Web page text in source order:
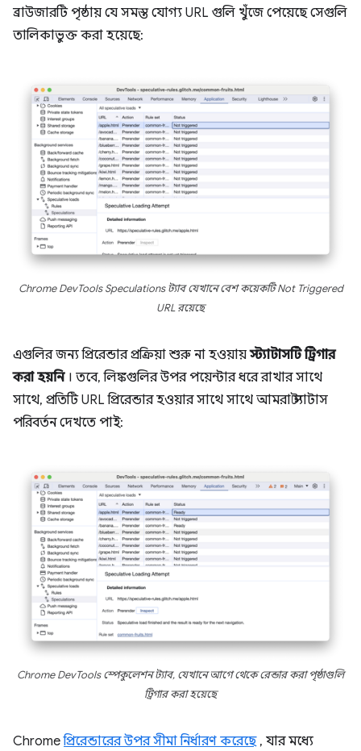
ব্রাউজারটি পৃষ্ঠায় যে সমস্ত যোগ্য URL গুলি খুঁজে পেয়েছে সেগুলি
তালিকাভুক্ত করা হয়েছে:
Chrome DevTools Speculations ট্যাব যেখানে বেশ কয়েকটি Not Triggered
URL রয়েছে
এগুলির জন্য প্রিরেন্ডার প্রক্রিয়া শুরু না হওয়ায়স্ট্যাটাসটি ট্রিগার
করা হয়নি। তবে, লিঙ্কগুলির উপর পয়েন্টার ধরে রাখার সাথে
সাথে, প্রতিটি URL প্রিরেন্ডার হওয়ার সাথে সাথে আমরা স্ট্যাটাস
পরিবর্তন দেখতে পাই:
Chrome DevTools স্পেকুলেশন ট্যাব, যেখানে আগে থেকে রেন্ডার করা পৃষ্ঠাগুলি
ট্রিগার করা হয়েছে
Chromeপ্রিরেন্ডারের উপর সীমা নির্ধারণ করেছে, যার মধ্যে